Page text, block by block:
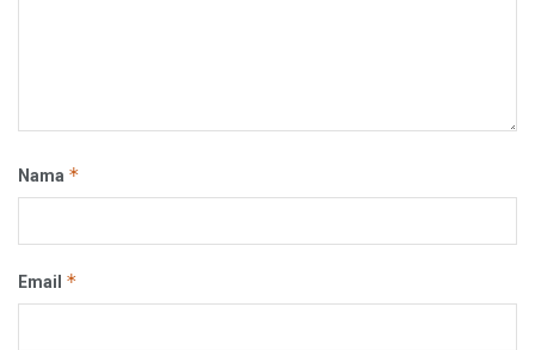
Nama *
Email *